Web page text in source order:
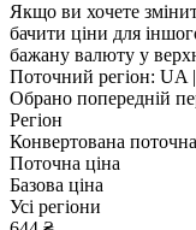
Якщо ви хочете
бачити ціни для
бажану валюту у
Поточний регіон: UA
Обрано попередній
Регіон
Конвертована
Поточна ціна
Базова ціна
Усі регіони